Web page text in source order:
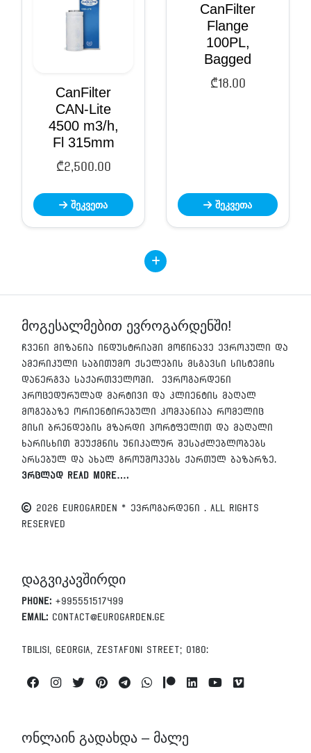
CanFilter
CAN-Lite
4500 m3/h,
Fl 315mm
₾2,500.00
შეკვეთა
CanFilter
Flange
100PL,
Bagged
₾18.00
შეკვეთა
მოგესალმებით ევროგარდენში!
ჩვენი მიზანია ინდუსტრიაში მოწინავე ევროპული და
ამერიკული საბითუმო ქსელების მსგავსი სისტემის
დანერგვა საქართველოში. ევროგარდენი
პროცედურულად მარტივი და კლიენტის მაღალ
მოგებაზე ორიენტირებული კომპანიაა რომელიც
მისი ბრენდების მზარდი პორტფელით და მაღალი
ხარისხით შეუქმნის უნიკალურ შესაძლებლობებს
არსებულ და ახალ გროუშოპებს ქართულ ბაზარზე.
ვრცლად Read More….
2026 EUROGARDEN * ევროგარდენი . All Rights
Reserved
დაგვიკავშირდი
Phone: +995551517499
Email: contact@eurogarden.ge
Tbilisi, Georgia, Zestafoni Street; 0180:
FacebookInstagramTwitterPinterestTelegramWhatsappPatreonLinkedinYoutube
ონლაინ გადახდა – მალე